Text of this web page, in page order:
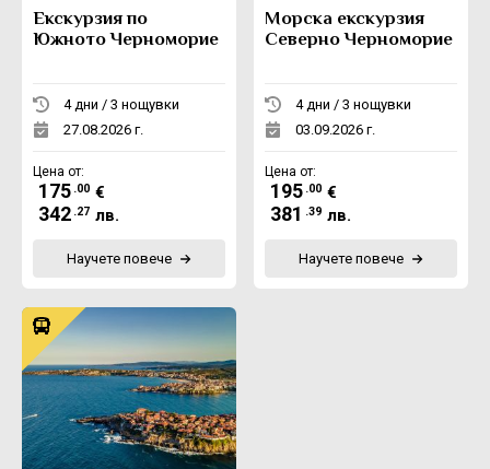
Екскурзия по
Южното Черноморие
4 дни / 3 нощувки
27.08.2026 г.
Цена от:
175 .00 €
342 .27 лв.
Научете повече
Морска екскурзия
Северно Черноморие
4 дни / 3 нощувки
03.09.2026 г.
Цена от:
195 .00 €
381 .39 лв.
Научете повече